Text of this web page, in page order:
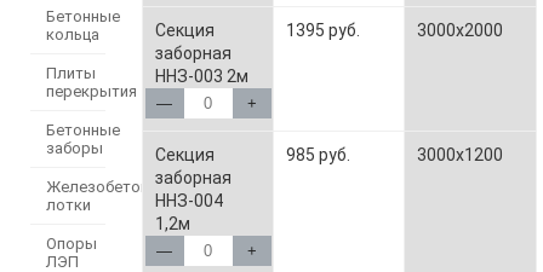
Бетонные
кольца
Плиты
перекрытия
Бетонные
заборы
Железобетонные
лотки
Опоры
ЛЭП
Секция
заборная
ННЗ-003 2м
— +
1395 руб. 3000x2000
Секция
заборная
ННЗ-004
1,2м
— +
985 руб. 3000x1200